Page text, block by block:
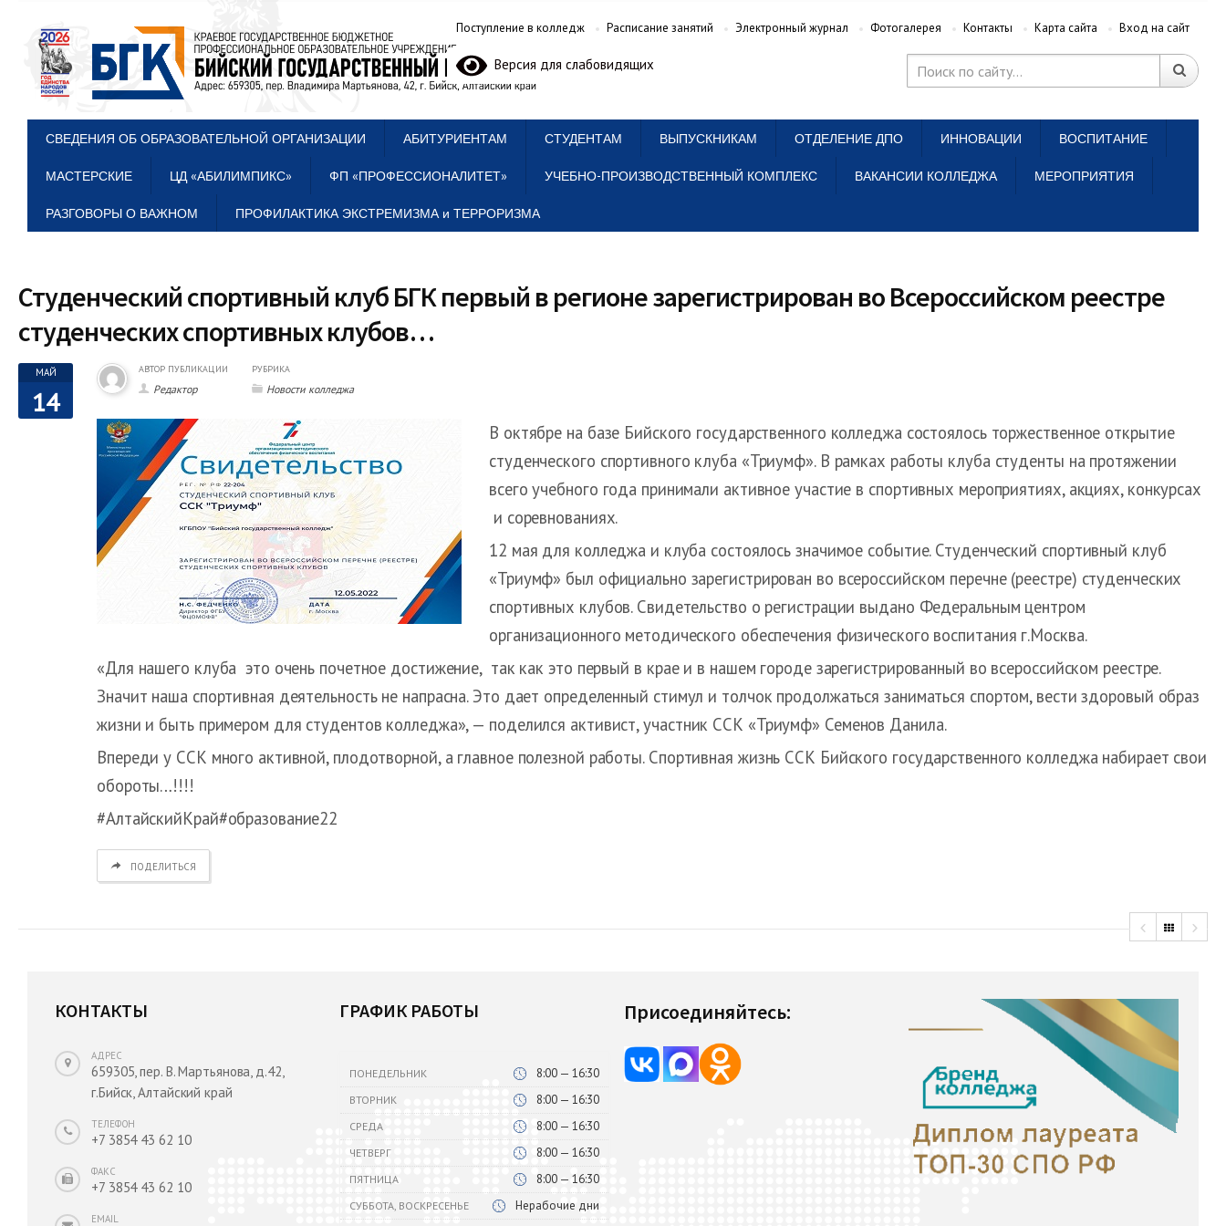
Поступление в колледж Расписание занятий Электронный журнал Фотогалерея Контакты Карта сайта Вход на сайт
Версия для слабовидящих
СВЕДЕНИЯ ОБ ОБРАЗОВАТЕЛЬНОЙ ОРГАНИЗАЦИИ АБИТУРИЕНТАМ СТУДЕНТАМ ВЫПУСКНИКАМ ОТДЕЛЕНИЕ ДПО ИННОВАЦИИ ВОСПИТАНИЕ
МАСТЕРСКИЕ ЦД «АБИЛИМПИКС» ФП «ПРОФЕССИОНАЛИТЕТ» УЧЕБНО-ПРОИЗВОДСТВЕННЫЙ КОМПЛЕКС ВАКАНСИИ КОЛЛЕДЖА МЕРОПРИЯТИЯ
РАЗГОВОРЫ О ВАЖНОМ ПРОФИЛАКТИКА ЭКСТРЕМИЗМА и ТЕРРОРИЗМА
Студенческий спортивный клуб БГК первый в регионе зарегистрирован во Всероссийском реестре
студенческих спортивных клубов…
МАЙ
14
АВТОР ПУБЛИКАЦИИ
Редактор
РУБРИКА
Новости колледжа
В октябре на базе Бийского государственного колледжа состоялось торжественное открытие
студенческого спортивного клуба «Триумф». В рамках работы клуба студенты на протяжении
всего учебного года принимали активное участие в спортивных мероприятиях, акциях, конкурсах
и соревнованиях.
12 мая для колледжа и клуба состоялось значимое событие. Студенческий спортивный клуб
«Триумф» был официально зарегистрирован во всероссийском перечне (реестре) студенческих
спортивных клубов. Свидетельство о регистрации выдано Федеральным центром
организационного методического обеспечения физического воспитания г.Москва.
«Для нашего клуба это очень почетное достижение, так как это первый в крае и в нашем городе зарегистрированный во всероссийском реестре.
Значит наша спортивная деятельность не напрасна. Это дает определенный стимул и толчок продолжаться заниматься спортом, вести здоровый образ
жизни и быть примером для студентов колледжа», — поделился активист, участник ССК «Триумф» Семенов Данила.
Впереди у ССК много активной, плодотворной, а главное полезной работы. Спортивная жизнь ССК Бийского государственного колледжа набирает свои
обороты…!!!!
#АлтайскийКрай#образование22
ПОДЕЛИТЬСЯ
КОНТАКТЫ
АДРЕС
659305, пер. В. Мартьянова, д.42,
г.Бийск, Алтайский край
ТЕЛЕФОН
+7 3854 43 62 10
ФАКС
+7 3854 43 62 10
EMAIL
ГРАФИК РАБОТЫ
ПОНЕДЕЛЬНИК 8:00 — 16:30
ВТОРНИК 8:00 — 16:30
СРЕДА 8:00 — 16:30
ЧЕТВЕРГ 8:00 — 16:30
ПЯТНИЦА 8:00 — 16:30
СУББОТА, ВОСКРЕСЕНЬЕ Нерабочие дни
Присоединяйтесь: